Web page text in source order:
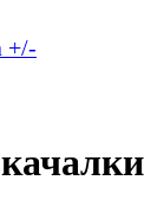
+/-